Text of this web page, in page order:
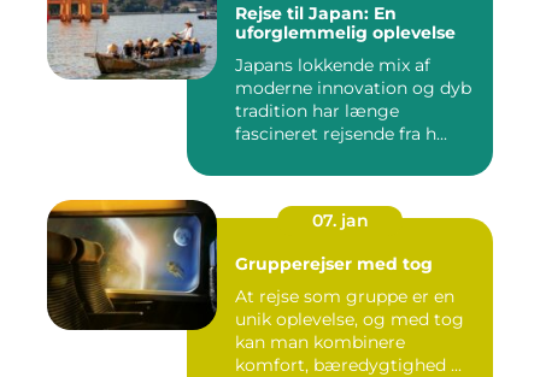
Rejse til Japan: En
uforglemmelig oplevelse
Japans lokkende mix af
moderne innovation og dyb
tradition har længe
fascineret rejsende fra h...
07. jan
Grupperejser med tog
At rejse som gruppe er en
unik oplevelse, og med tog
kan man kombinere
komfort, bæredygtighed ...